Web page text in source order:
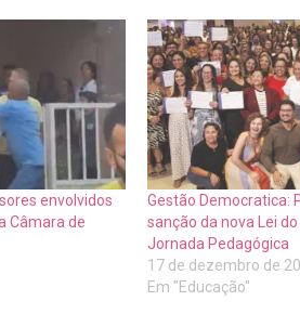
envolvidos
Câmara de
Gestão Democratica:
sanção da nova Lei
Jornada Pedagógica
17 de dezembro de
Em "Educação"